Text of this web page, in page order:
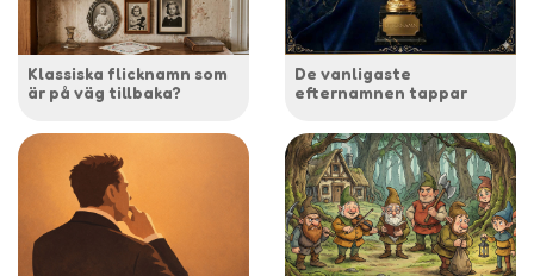
Klassiska flicknamn som
är på väg tillbaka?
De vanligaste
efternamnen tappar